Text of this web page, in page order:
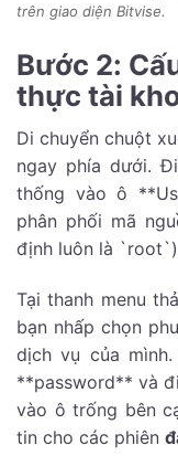
trên giao diện Bitvise.
Bước 2:
thực tài
Di chuyển chuột
ngay phía dưới.
thống vào ô
phân phối mã
định luôn là
Tại thanh menu
bạn nhấp chọn
dịch vụ của
**password** và
vào ô trống bên
tin cho các phiên